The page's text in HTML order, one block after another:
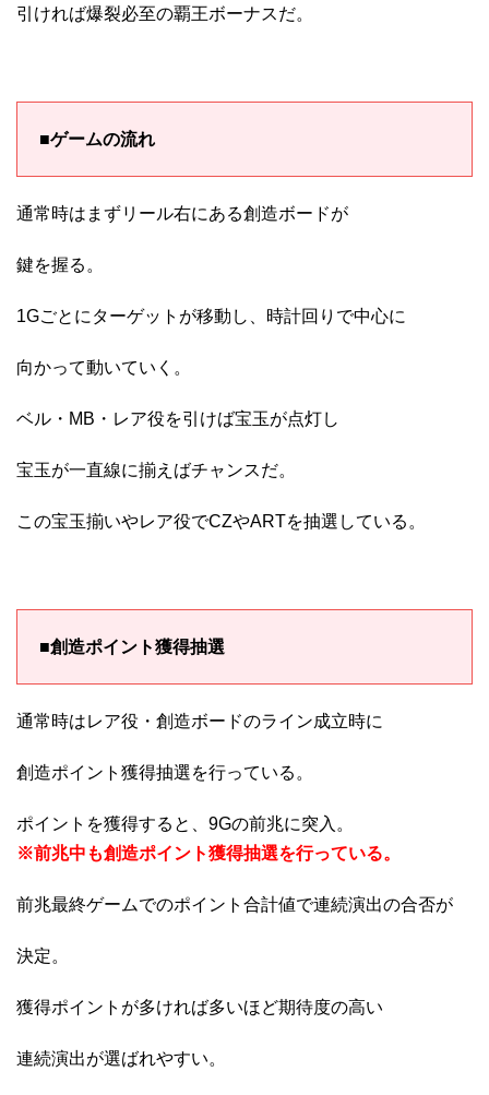
引ければ爆裂必至の覇王ボーナスだ。
■ゲームの流れ
通常時はまずリール右にある創造ボードが
鍵を握る。
1Gごとにターゲットが移動し、時計回りで中心に
向かって動いていく。
ベル・MB・レア役を引けば宝玉が点灯し
宝玉が一直線に揃えばチャンスだ。
この宝玉揃いやレア役でCZやARTを抽選している。
■創造ポイント獲得抽選
通常時はレア役・創造ボードのライン成立時に
創造ポイント獲得抽選を行っている。
ポイントを獲得すると、9Gの前兆に突入。
※前兆中も創造ポイント獲得抽選を行っている。
前兆最終ゲームでのポイント合計値で連続演出の合否が
決定。
獲得ポイントが多ければ多いほど期待度の高い
連続演出が選ばれやすい。